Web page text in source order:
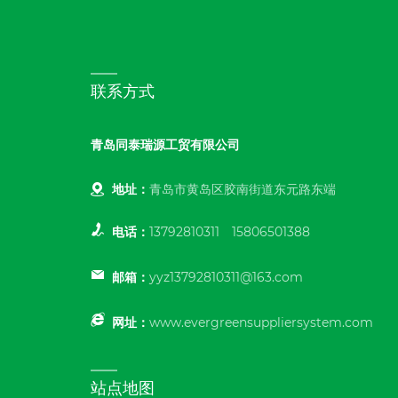
联系方式
青岛同泰瑞源工贸有限公司
地址： 青岛市黄岛区胶南街道东元路东端
电话： 13792810311 15806501388
邮箱： yyz13792810311@163.com
网址： www.evergreensuppliersystem.com
站点地图